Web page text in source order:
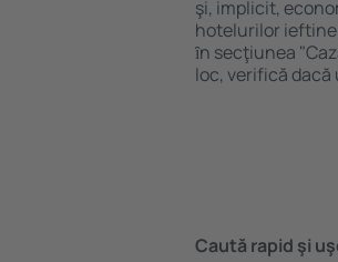
şi, implicit,
hotelurilor ieftine
ȋn secţiunea
loc, verifică
Caută rapid şi